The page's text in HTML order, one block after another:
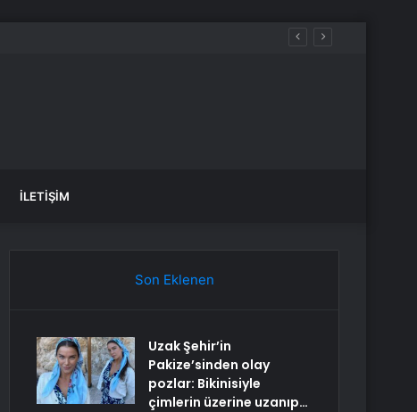
İLETIŞIM
Son Eklenen
Uzak Şehir’in
Pakize’sinden olay
pozlar: Bikinisiyle
çimlerin üzerine uzanıp…